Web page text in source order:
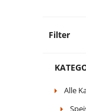
Filter
Alle